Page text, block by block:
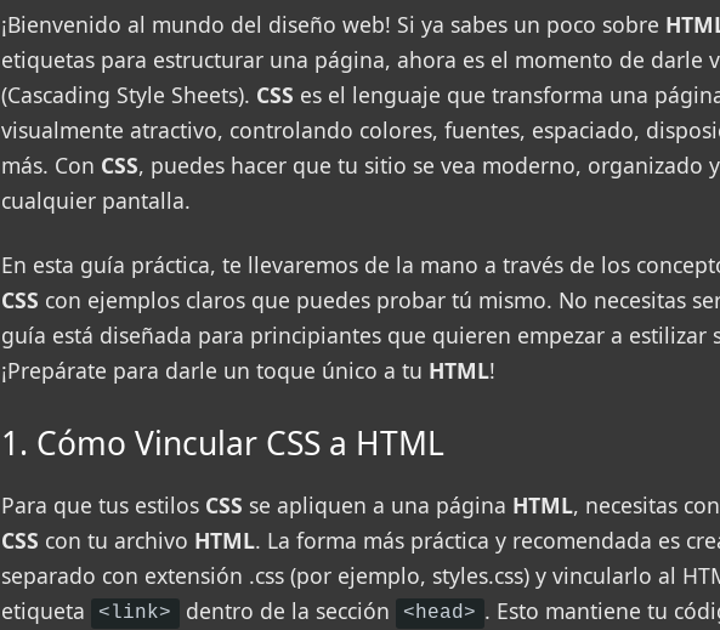
¡Bienvenido al mundo del diseño web! Si ya sabes un poco sobre
etiquetas para estructurar una página, ahora es el momento de darle
(Cascading Style Sheets). CSS es el lenguaje que transforma una
visualmente atractivo, controlando colores, fuentes, espaciado,
más. Con CSS, puedes hacer que tu sitio se vea moderno, organizado
cualquier pantalla.
En esta guía práctica, te llevaremos de la mano a través de los
CSS con ejemplos claros que puedes probar tú mismo. No necesitas
guía está diseñada para principiantes que quieren empezar a estilizar
¡Prepárate para darle un toque único a tu HTML!
1. Cómo Vincular CSS a HTML
Para que tus estilos CSS se apliquen a una página HTML, necesitas
CSS con tu archivo HTML. La forma más práctica y recomendada es
separado con extensión .css (por ejemplo, styles.css) y vincularlo al
etiqueta
<link> dentro de la sección <head> . Esto mantiene tu